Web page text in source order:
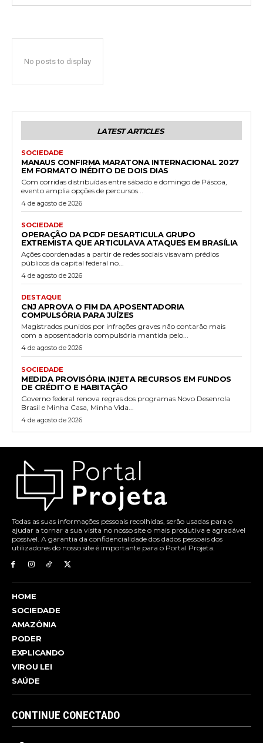
No posts to display
LATEST ARTICLES
SOCIEDADE
MANAUS CONFIRMA MARATONA INTERNACIONAL 2027
EM FORMATO INÉDITO DE DOIS DIAS
Com corridas distribuídas entre sábado e domingo de Páscoa,
evento amplia opções de percursos...
4 de agosto de 2026
SOCIEDADE
OPERAÇÃO DA PCDF DESARTICULA GRUPO
EXTREMISTA QUE ARTICULAVA ATAQUES EM BRASÍLIA
Ações coordenadas a partir de redes sociais visavam prédios
públicos da capital federal no...
4 de agosto de 2026
DESTAQUE
CNJ APROVA O FIM DA APOSENTADORIA
COMPULSÓRIA PARA JUÍZES
Magistrados punidos por infrações graves não contarão mais
com a aposentadoria compulsória mantida pelo...
4 de agosto de 2026
SOCIEDADE
MEDIDA PROVISÓRIA INJETA RECURSOS EM FUNDOS
DE CRÉDITO E HABITAÇÃO
Governo federal renova regras dos programas Novo Desenrola
Brasil e Minha Casa, Minha Vida...
4 de agosto de 2026
Todas as suas informações pessoais recolhidas, serão usadas para o
ajudar a tornar a sua visita no nosso site o mais produtiva e agradável
possível. A garantia da confidencialidade dos dados pessoais dos
utilizadores do nosso site é importante para o Portal Projeta.
HOME
SOCIEDADE
AMAZÔNIA
PODER
EXPLICANDO
VIROU LEI
SAÚDE
CONTINUE CONECTADO